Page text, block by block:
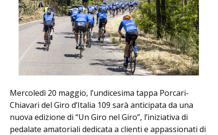
Mercoledì 20 maggio, l’undicesima tappa Porcari-
Chiavari del Giro d’Italia 109 sarà anticipata da una
nuova edizione di “Un Giro nel Giro”, l’iniziativa di
pedalate amatoriali dedicata a clienti e appassionati di